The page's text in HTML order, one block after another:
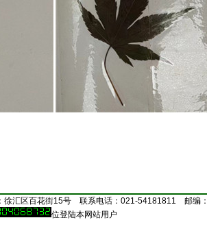
汇区百花街15号 联系电话：021-54181811 邮编
位登陆本网站用户